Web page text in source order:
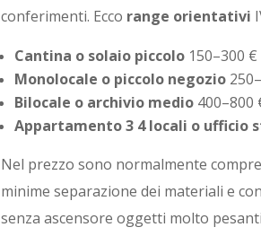
conferimenti. Ecco range orientativi
Cantina o solaio piccolo 150–300 €
Monolocale o piccolo negozio
Bilocale o archivio medio 400–800
Appartamento 3 4 locali o ufficio
Nel prezzo sono normalmente
minime separazione dei materiali e
senza ascensore oggetti molto